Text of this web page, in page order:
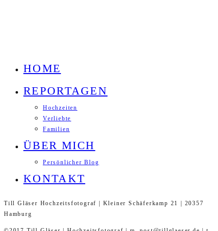
HOME
REPORTAGEN
Hochzeiten
Verliebte
Familien
ÜBER MICH
Persönlicher Blog
KONTAKT
Till Gläser Hochzeitsfotograf | Kleiner Schäferkamp 21 | 20357
Hamburg